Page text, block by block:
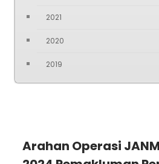
2021
2020
2019
Arahan Operasi